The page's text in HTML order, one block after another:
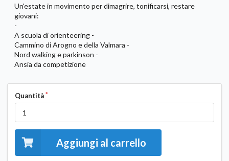
Un'estate in movimento per dimagrire, tonificarsi, restare
giovani:
-
A scuola di orienteering -
Cammino di Arogno e della Valmara -
Nord walking e parkinson -
Ansia da competizione
Quantità
Aggiungi al carrello